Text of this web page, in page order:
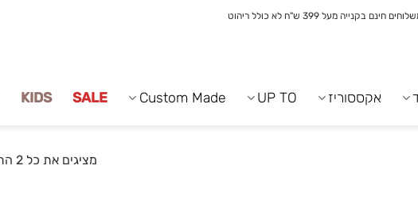
חינם בקנייה מעל 399 ש"ח לא כולל ריהוט
אקססוריז UP TO
Custom Made
SALE
KIDS
מציגים את כל ⁦2⁩ התוצאות